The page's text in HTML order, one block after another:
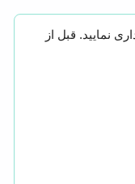
نمایید. قبل از